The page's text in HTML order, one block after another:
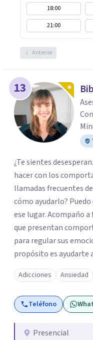
18:00
21:00
Anterior
13
¿Te sientes
hacer con los
llamadas frecuentes
cómo ayudarlo? Puedo entenderte porque he estado en
ese lugar. Acompaño a familias con niños y adolescentes
que presentan
para regular sus
propósito es ayudarte
esas conductas y
herramientas que se necesitan para transformar estas
conductas indeseadas. De la misma manera, trabajo de la
mano con el colegio
ser educadora,
Adicciones Ansiedad
Teléfono
Presencial